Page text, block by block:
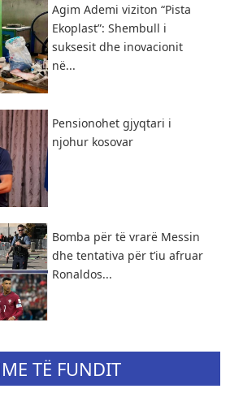
Agim Ademi viziton “Pista
Ekoplast”: Shembull i
suksesit dhe inovacionit
në...
Pensionohet gjyqtari i
njohur kosovar
Bomba për të vrarë Messin
dhe tentativa për t’iu afruar
Ronaldos...
TË FUNDIT